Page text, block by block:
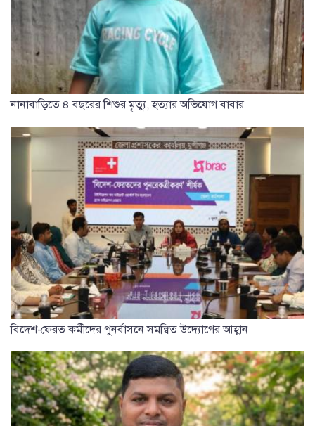
নানাবাড়িতে ৪ বছরের শিশুর মৃত্যু, হত্যার অভিযোগ বাবার
বিদেশ-ফেরত কর্মীদের পুনর্বাসনে সমন্বিত উদ্যোগের আহ্বান